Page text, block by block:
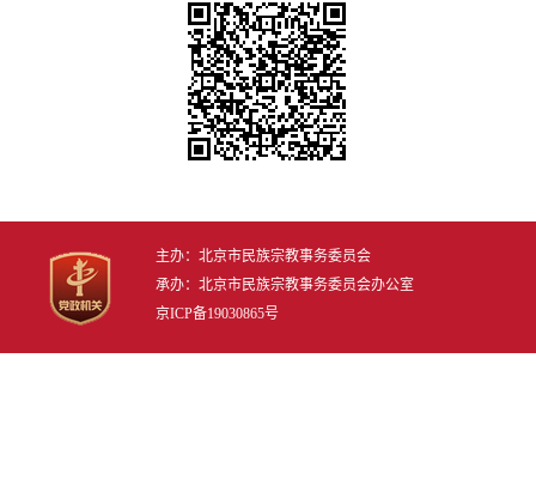
主办：北京市民族宗教事务委员会
承办：北京市民族宗教事务委员会办公室
京ICP备19030865号